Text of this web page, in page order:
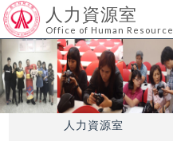
人力資源室
Office of Human Resource
人力資源室